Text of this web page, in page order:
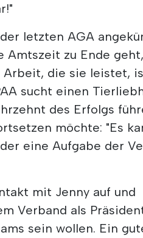
letzten AGA
Amtszeit zu Ende
Arbeit, die sie leistet,
sucht einen
des Erfolgs
möchte: "Es
eine Aufgabe der
mit Jenny auf und
Verband als
sein wollen. Ein